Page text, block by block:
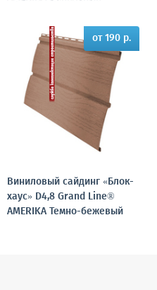
от 190 р.
Виниловый сайдинг «Блок-
хаус» D4,8 Grand Line®
AMERIKA Темно-бежевый